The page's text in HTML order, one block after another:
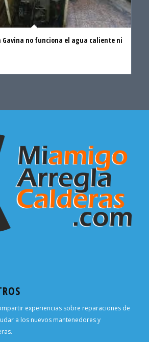
Gavina no funciona el agua caliente ni
experiencias sobre reparaciones de
a los nuevos mantenedores y